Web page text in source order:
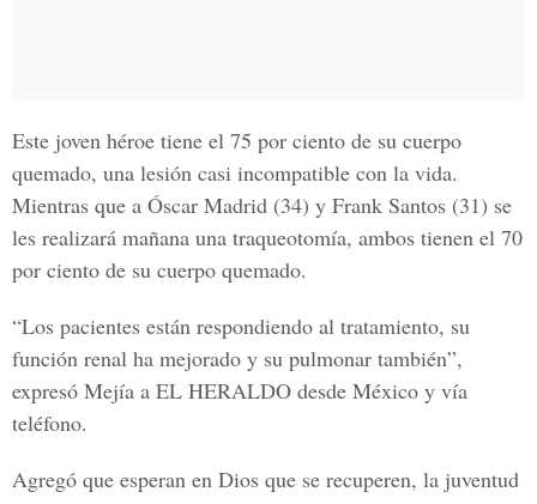
Este joven héroe tiene el 75 por ciento de su cuerpo
quemado, una lesión casi incompatible con la vida.
Mientras que a Óscar Madrid (34) y Frank Santos (31) se
les realizará mañana una traqueotomía, ambos tienen el 70
por ciento de su cuerpo quemado.
“Los pacientes están respondiendo al tratamiento, su
función renal ha mejorado y su pulmonar también”,
expresó Mejía a EL HERALDO desde México y vía
teléfono.
Agregó que esperan en Dios que se recuperen, la juventud